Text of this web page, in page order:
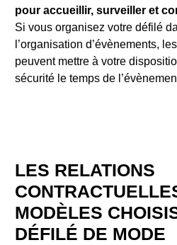
pour accueillir, surveiller et
Si vous organisez votre défilé
l’organisation d’évènements,
peuvent mettre à votre
sécurité le temps de
LES RELATIONS
MODÈLES
DÉFILÉ DE MODE